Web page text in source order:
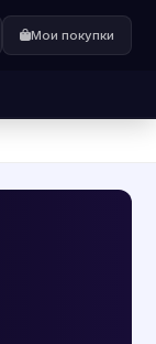
Мои покупки